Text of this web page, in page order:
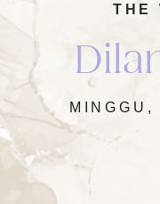
THE